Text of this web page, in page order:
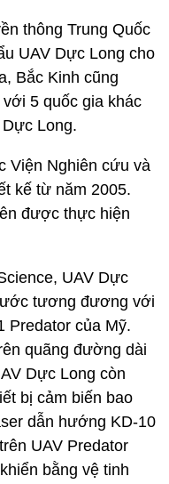
thông Trung Quốc
UAV Dực Long cho
Bắc Kinh cũng
5 quốc gia khác
Long.
Viện Nghiên cứu và
kế từ năm 2005.
được thực hiện
UAV Dực
tương đương với
Predator của Mỹ.
quãng đường dài
Dực Long còn
bị cảm biến bao
dẫn hướng KD-10
UAV Predator
bằng vệ tinh